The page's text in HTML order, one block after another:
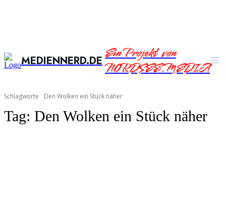
MEDIENNERD.DEEin Projekt von
NORDSEE.MEDIA
Schlagworte Den Wolken ein Stück näher
Tag: Den Wolken ein Stück näher